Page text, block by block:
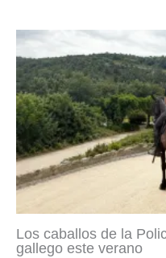
Los caballos de la
gallego este verano